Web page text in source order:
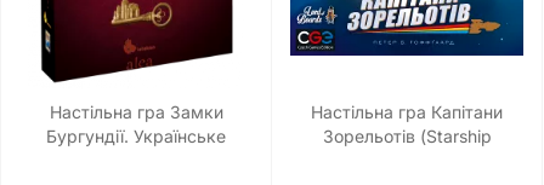
Настільна гра Замки
Бургундії. Українське
Настільна гра Капітани
Зорельотів (Starship